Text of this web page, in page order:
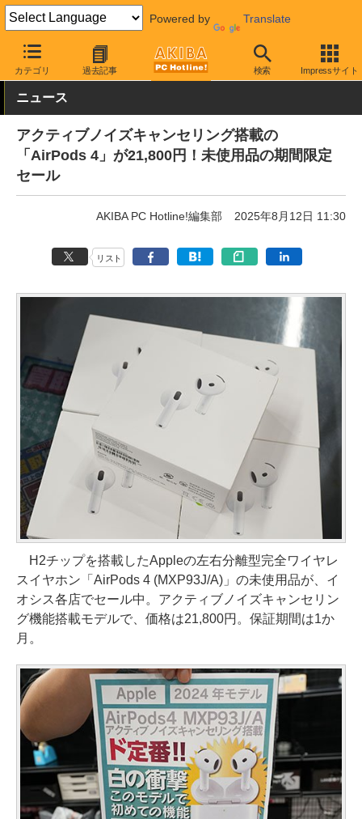
Powered by Translate
カテゴリ 過去記事 検索 Impressサイト
AKIBA PC Hotline! 秋葉原情報 価格情報 特価情報
ニュース
アクティブノイズキャンセリング搭載の
「AirPods 4」が21,800円！未使用品の期間限定
セール
AKIBA PC Hotline!編集部 2025年8月12日 11:30
リスト
H2チップを搭載したAppleの左右分離型完全ワイヤレ
スイヤホン「AirPods 4 (MXP93J/A)」の未使用品が、イ
オシス各店でセール中。アクティブノイズキャンセリン
グ機能搭載モデルで、価格は21,800円。保証期間は1か
月。